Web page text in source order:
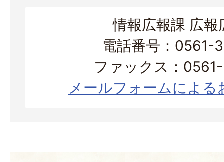
情報広報課 広報
電話番号：0561-
ファックス：
メールフォームによる